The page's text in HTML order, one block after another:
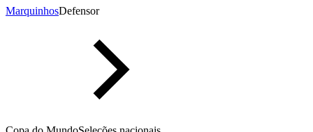
MarquinhosDefensor